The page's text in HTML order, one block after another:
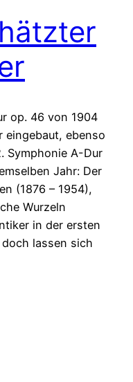
op. 46 von 1904
eingebaut, ebenso
Symphonie A-Dur
Jahr: Der
(1876 – 1954),
Wurzeln
in der ersten
lassen sich